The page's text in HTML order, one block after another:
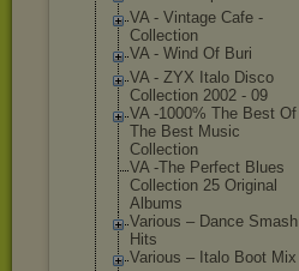
VA - Vintage Cafe -
Collection
VA - Wind Of Buri
VA - ZYX Italo Disco
Collection 2002 - 09
VA -1000% The Best Of
The Best Music
Collection
VA -The Perfect Blues
Collection 25 Original
Albums
Various ‎– Dance Smash
Hits
Various ‎– Italo Boot Mix